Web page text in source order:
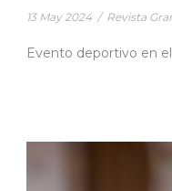
13 May 2024 / Revista
Evento deportivo en